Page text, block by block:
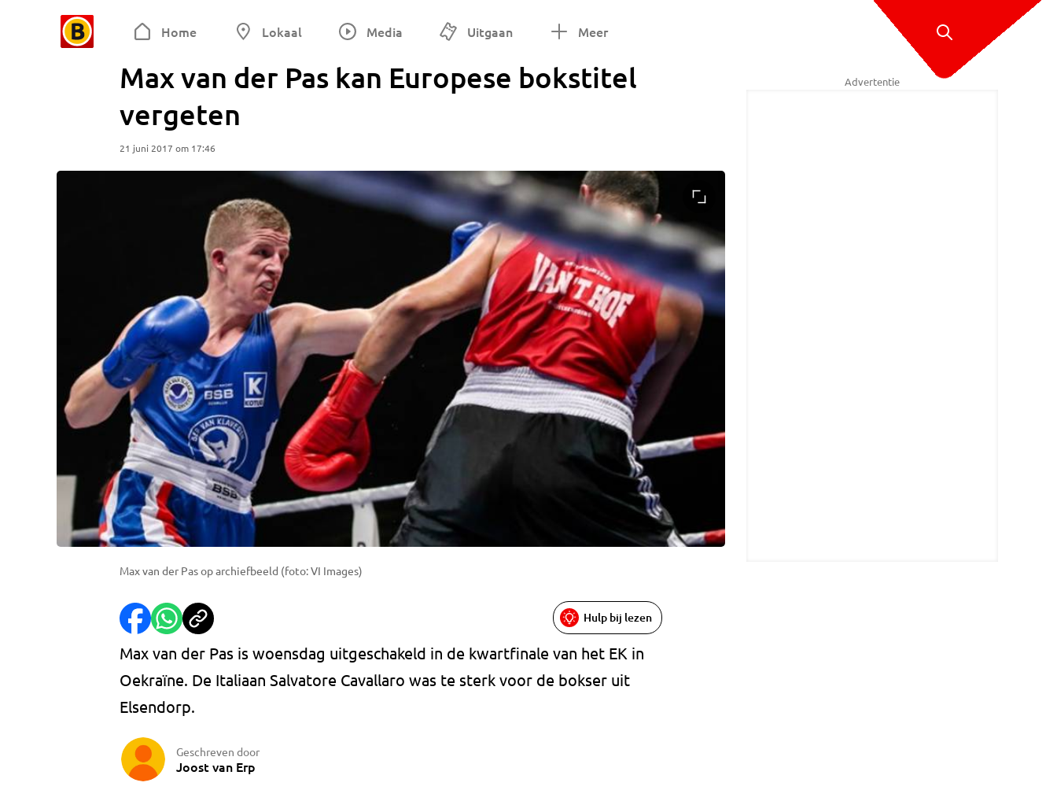
Home Lokaal Media Uitgaan Meer
Max van der Pas kan Europese bokstitel
vergeten
21 juni 2017 om 17:46
Max van der Pas op archiefbeeld (foto: VI Images)
Hulp bij lezen
Max van der Pas is woensdag uitgeschakeld in de kwartfinale van het EK in
Oekraïne. De Italiaan Salvatore Cavallaro was te sterk voor de bokser uit
Elsendorp.
Geschreven door
Joost van Erp
Advertentie